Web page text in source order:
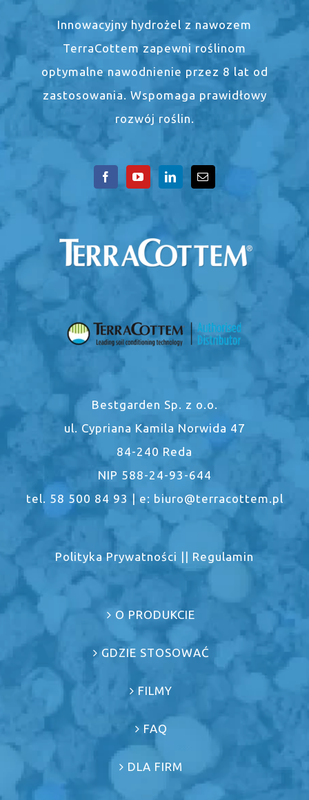
Innowacyjny hydrożel z nawozem
TerraCottem zapewni roślinom
optymalne nawodnienie przez 8 lat od
zastosowania. Wspomaga prawidłowy
rozwój roślin.
Bestgarden Sp. z o.o.
ul. Cypriana Kamila Norwida 47
84-240 Reda
NIP 588-24-93-644
tel. 58 500 84 93 | e: biuro@terracottem.pl
Polityka Prywatności || Regulamin
O PRODUKCIE
GDZIE STOSOWAĆ
FILMY
FAQ
DLA FIRM